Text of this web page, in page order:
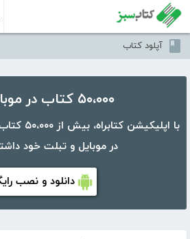
آپلود کتاب
۵۰،۰۰۰ کتاب در موبایل شما
با
در موبایل و تبلت خود
دانلود و نصب